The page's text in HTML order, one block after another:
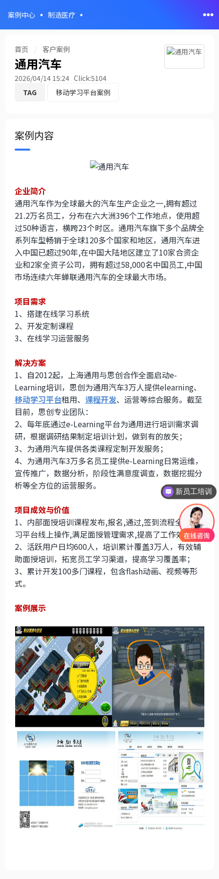
案例中心 制造医疗
首页 / 客户案例
通用汽车
2026/04/14 15:24 Click:5104
TAG
移动学习平台案例
案例内容
企业简介
通用汽车作为全球最大的汽车生产企业之一,拥有超过
21.2万名员工，分布在六大洲396个工作地点，使用超
过50种语言，横跨23个时区。通用汽车旗下多个品牌全
系列车型畅销于全球120多个国家和地区，通用汽车进
入中国已超过90年,在中国大陆地区建立了10家合资企
业和2家全资子公司，拥有超过58,000名中国员工,中国
市场连续六年蝉联通用汽车的全球最大市场。
项目需求
1、搭建在线学习系统
2、开发定制课程
3、在线学习运营服务
解决方案
1、自2012起，上海通用与思创合作全面启动e-
Learning培训，思创为通用汽车3万人提供elearning、
移动学习平台租用、 课程开发、运营等综合服务。截至
目前，思创专业团队：
2、每年底通过e-Learning平台为通用进行培训需求调
研，根据调研结果制定培训计划，做到有的放矢；
3、为通用汽车提供各类课程定制开发服务；
4、为通用汽车3万多名员工提供e-Learning日常运维，
宣传推广，数据分析，阶段性满意度调查，数据挖掘分
析等全方位的运营服务。
项目成效与价值
1、内部面授培训课程发布,报名,通过,签到流程全面学
习平台线上操作,满足面授管理需求,提高了工作效率.
2、活跃用户日均600人，培训累计覆盖3万人，有效辅
助面授培训，拓宽员工学习渠道，提高学习覆盖率；
3、累计开发100多门课程，包含flash动画、视频等形
式。
案例展示
新员工培训